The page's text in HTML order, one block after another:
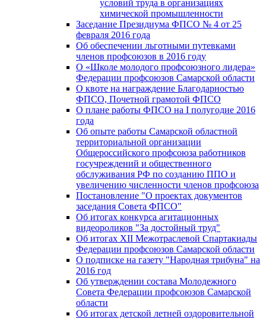
условий труда в организациях
химической промышленности
Заседание Президиума ФПСО № 4 от 25
февраля 2016 года
Об обеспечении льготными путевками
членов профсоюзов в 2016 году
О «Школе молодого профсоюзного лидера»
Федерации профсоюзов Самарской области
О квоте на награждение Благодарностью
ФПСО, Почетной грамотой ФПСО
О плане работы ФПСО на I полугодие 2016
года
Об опыте работы Самарской областной
территориальной организации
Общероссийского профсоюза работников
госучреждений и общественного
обслуживания РФ по созданию ППО и
увеличению численности членов профсоюза
Постановление "О проектах документов
заседания Совета ФПСО"
Об итогах конкурса агитационных
видеороликов "За достойный труд"
Об итогах XII Межотраслевой Спартакиады
Федерации профсоюзов Самарской области
О подписке на газету "Народная трибуна" на
2016 год
Об утверждении состава Молодежного
Совета Федерации профсоюзов Самарской
области
Об итогах детской летней оздоровительной